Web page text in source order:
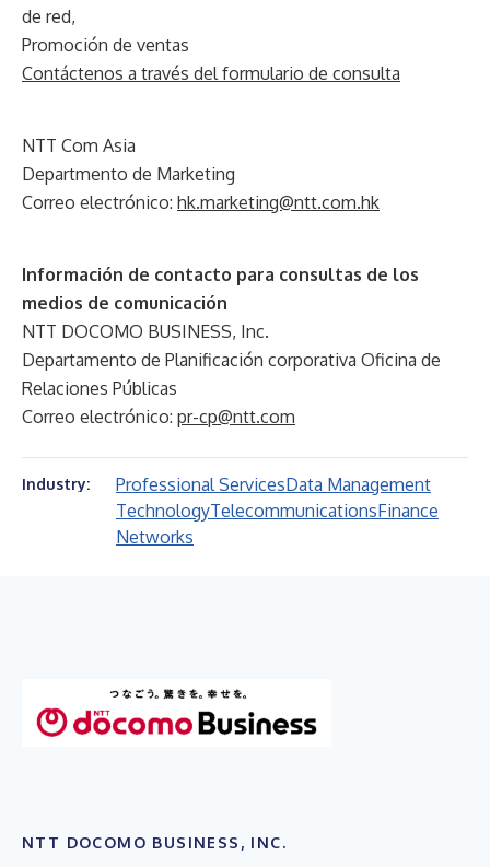
de red,
Promoción de ventas
Contáctenos a través del formulario de consulta
NTT Com Asia
Departmento de Marketing
Correo electrónico: hk.marketing@ntt.com.hk
Información de contacto para consultas de los
medios de comunicación
NTT DOCOMO BUSINESS, Inc.
Departamento de Planificación corporativa Oficina de
Relaciones Públicas
Correo electrónico: pr-cp@ntt.com
Industry: Professional ServicesData Management
TechnologyTelecommunicationsFinance
Networks
NTT DOCOMO BUSINESS, INC.